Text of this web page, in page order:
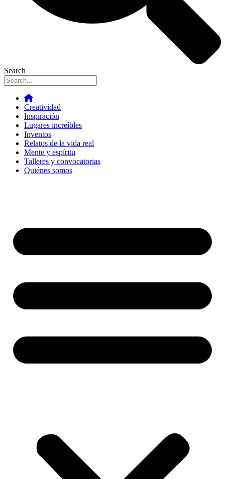
Search
Creatividad
Inspiración
Lugares increíbles
Inventos
Relatos de la vida real
Mente y espíritu
Talleres y convocatorias
Quiénes somos